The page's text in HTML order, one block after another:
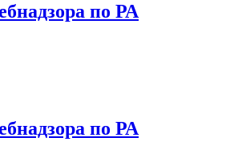
по РА
по РА